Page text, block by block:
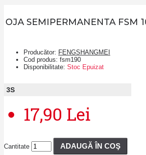
OJA SEMIPERMANENTA FSM
Producător: FENGSHANGMEI
Cod produs: fsm190
Disponibilitate: Stoc Epuizat
3S
17,90 Lei
Cantitate ADAUGĂ ÎN COŞ